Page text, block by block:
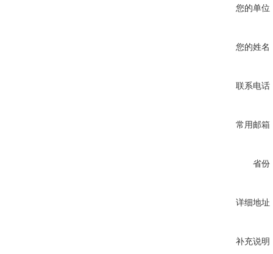
您的单位
您的姓名
联系电话
常用邮箱
省份
详细地址
补充说明